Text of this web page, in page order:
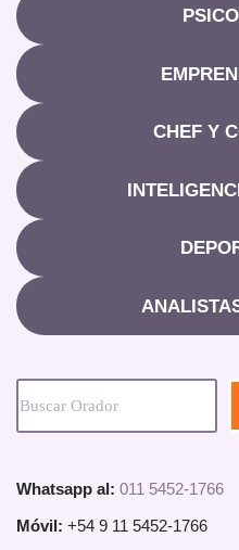
CHEF Y
Whatsapp al: 011 5452-1766
Móvil: +54 9 11 5452-1766